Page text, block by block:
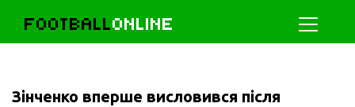
FOOTBALLONLINE
Зінченко вперше висловився після